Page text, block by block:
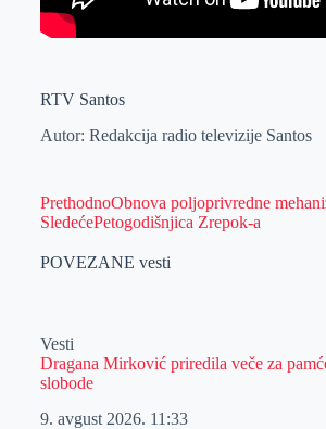
RTV Santos
Autor: Redakcija radio televizije Santos
PrethodnoObnova poljoprivredne
SledećePetogodišnjica Zrepok-a
POVEZANE vesti
Vesti
Dragana Mirković priredila veče za
slobode
9. avgust 2026. 11:33